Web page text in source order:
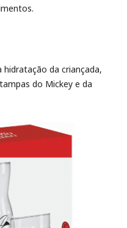
da criançada,
do Mickey e da